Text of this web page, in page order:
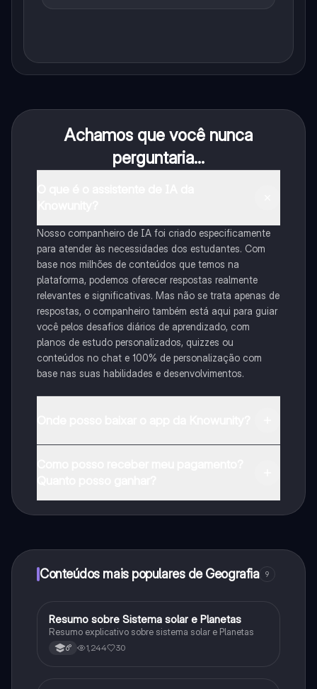
Achamos que você nunca
perguntaria...
Nosso companheiro de IA foi criado especificamente
para atender às necessidades dos estudantes. Com
base nos milhões de conteúdos que temos na
plataforma, podemos oferecer respostas realmente
relevantes e significativas. Mas não se trata apenas de
respostas, o companheiro também está aqui para guiar
você pelos desafios diários de aprendizado, com
planos de estudo personalizados, quizzes ou
conteúdos no chat e 100% de personalização com
base nas suas habilidades e desenvolvimentos.
Conteúdos mais populares de Geografia 9
Geografia
Resumo sobre Sistema solar e Planetas
Resumo explicativo sobre sistema solar e Planetas
6° 1,244 30